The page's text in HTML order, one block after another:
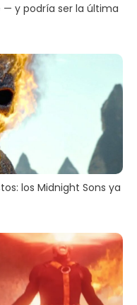
— y podría ser la última
los Midnight Sons ya